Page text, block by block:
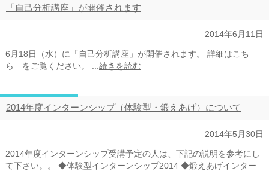
「自己分析講座」が開催されます
2014年6月11日
6月18日（水）に「自己分析講座」が開催されます。 詳細はこち
ら をご覧ください。 ... 続きを読む
2014年度インターンシップ（体験型・鍛えあげ）について
2014年5月30日
2014年度インターンシップ受講予定の人は、下記の説明を参考にし
て下さい。。 ◆体験型インターンシップ2014 ◆鍛えあげインター